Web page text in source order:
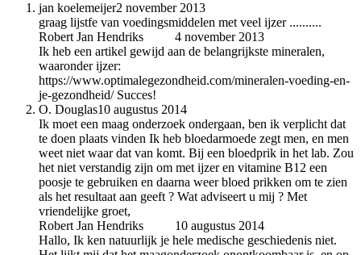
jan koelemeijer2 november 2013
graag lijstfe van voedingsmiddelen met veel ijzer ..........
Robert Jan Hendriks
4 november 2013
Ik heb een artikel gewijd aan de belangrijkste mineralen,
waaronder ijzer:
https://www.optimalegezondheid.com/mineralen-voeding-en-
je-gezondheid/ Succes!
O. Douglas10 augustus 2014
Ik moet een maag onderzoek ondergaan, ben ik verplicht dat
te doen plaats vinden Ik heb bloedarmoede zegt men, en men
weet niet waar dat van komt. Bij een bloedprik in het lab. Zou
het niet verstandig zijn om met ijzer en vitamine B12 een
poosje te gebruiken en daarna weer bloed prikken om te zien
als het resultaat aan geeft ? Wat adviseert u mij ? Met
vriendelijke groet,
Robert Jan Hendriks
10 augustus 2014
Hallo, Ik ken natuurlijk je hele medische geschiedenis niet.